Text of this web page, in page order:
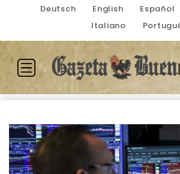
Deutsch English Español
Italiano